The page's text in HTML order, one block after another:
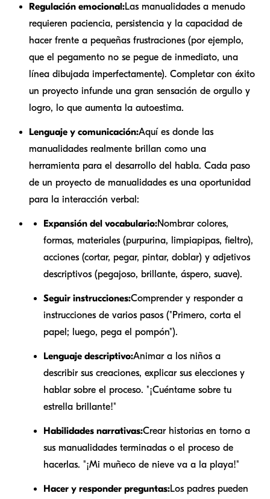
Regulación emocional:Las manualidades a menudo
requieren paciencia, persistencia y la capacidad de
hacer frente a pequeñas frustraciones (por ejemplo,
que el pegamento no se pegue de inmediato, una
línea dibujada imperfectamente). Completar con éxito
un proyecto infunde una gran sensación de orgullo y
logro, lo que aumenta la autoestima.
Lenguaje y comunicación:Aquí es donde las
manualidades realmente brillan como una
herramienta para el desarrollo del habla. Cada paso
de un proyecto de manualidades es una oportunidad
para la interacción verbal:
Expansión del vocabulario:Nombrar colores,
formas, materiales (purpurina, limpiapipas, fieltro),
acciones (cortar, pegar, pintar, doblar) y adjetivos
descriptivos (pegajoso, brillante, áspero, suave).
Seguir instrucciones:Comprender y responder a
instrucciones de varios pasos ("Primero, corta el
papel; luego, pega el pompón").
Lenguaje descriptivo:Animar a los niños a
describir sus creaciones, explicar sus elecciones y
hablar sobre el proceso. "¡Cuéntame sobre tu
estrella brillante!"
Habilidades narrativas:Crear historias en torno a
sus manualidades terminadas o el proceso de
hacerlas. "¡Mi muñeco de nieve va a la playa!"
Hacer y responder preguntas:Los padres pueden